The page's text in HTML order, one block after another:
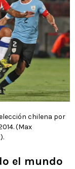
chilena por
(Max
el mundo